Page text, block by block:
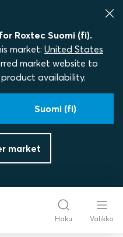
Roxtec Suomi (fi).
market: United States
market website to
availability.
Suomi (fi)
market
Haku Valikko